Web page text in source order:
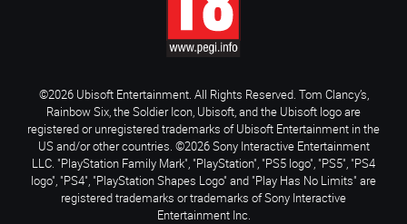
©2026 Ubisoft Entertainment. All Rights Reserved. Tom Clancy’s,
Rainbow Six, the Soldier Icon, Ubisoft, and the Ubisoft logo are
registered or unregistered trademarks of Ubisoft Entertainment in the
US and/or other countries. ©2026 Sony Interactive Entertainment
LLC. "PlayStation Family Mark", "PlayStation", "PS5 logo", "PS5", "PS4
logo", "PS4", "PlayStation Shapes Logo" and "Play Has No Limits" are
registered trademarks or trademarks of Sony Interactive
Entertainment Inc.